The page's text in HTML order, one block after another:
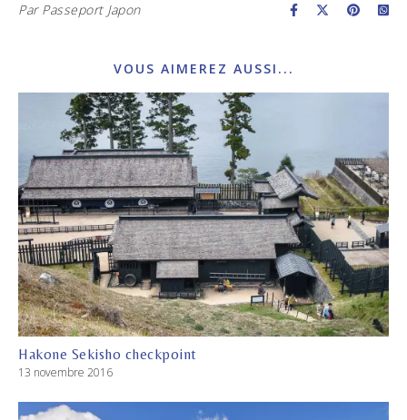
Par Passeport Japon
VOUS AIMEREZ AUSSI...
Hakone Sekisho checkpoint
13 novembre 2016